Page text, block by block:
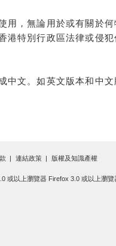
用，無論用於或有關於
港特別行政區法律或侵
中文。如英文版本和中
連結政策
版權及知識產權
或以上瀏覽器 Firefox 3.0 或以上瀏